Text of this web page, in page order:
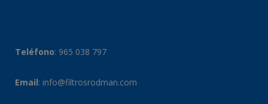
Teléfono: 965 038 797
Email: info@filtrosrodman.com